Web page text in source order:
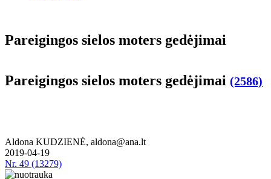
Pa­rei­gin­gos sie­los mo­ters ge­dė­ji­mai
Pa­rei­gin­gos sie­los mo­ters ge­dė­ji­mai (2586)
Aldona KUDZIENĖ, aldona@ana.lt
2019-04-19
Nr. 49 (13279)